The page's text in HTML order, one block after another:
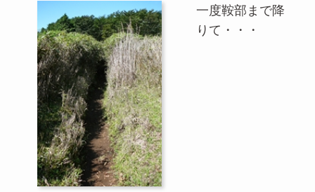
一度鞍部まで降
りて・・・